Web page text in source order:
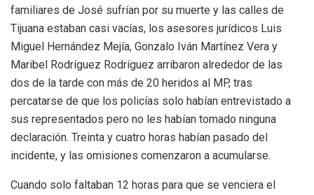
familiares de José sufrían por su muerte y las calles de
Tijuana estaban casi vacías, los asesores jurídicos Luis
Miguel Hernández Mejía, Gonzalo Iván Martínez Vera y
Maribel Rodríguez Rodríguez arribaron alrededor de las
dos de la tarde con más de 20 heridos al MP, tras
percatarse de que los policías solo habían entrevistado a
sus representados pero no les habían tomado ninguna
declaración. Treinta y cuatro horas habían pasado del
incidente, y las omisiones comenzaron a acumularse.
Cuando solo faltaban 12 horas para que se venciera el